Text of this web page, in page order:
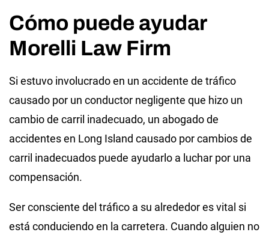
Cómo puede ayudar
Morelli Law Firm
Si estuvo involucrado en un accidente de tráfico
causado por un conductor negligente que hizo un
cambio de carril inadecuado, un abogado de
accidentes en Long Island causado por cambios de
carril inadecuados puede ayudarlo a luchar por una
compensación.
Ser consciente del tráfico a su alrededor es vital si
está conduciendo en la carretera. Cuando alguien no